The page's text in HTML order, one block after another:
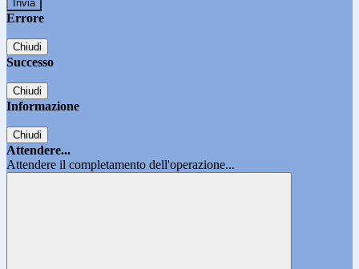
Errore
Chiudi
Successo
Chiudi
Informazione
Chiudi
Attendere...
Attendere il completamento dell'operazione...